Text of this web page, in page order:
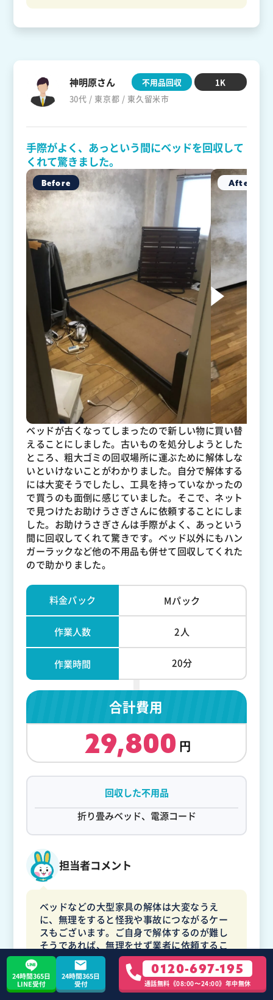
神明原さん
30代 / 東京都 / 東久留米市
不用品回収 1K
手際がよく、あっという間にベッドを回収して
くれて驚きました。
ベッドが古くなってしまったので新しい物に買い替
えることにしました。古いものを処分しようとした
ところ、粗大ゴミの回収場所に運ぶために解体しな
いといけないことがわかりました。自分で解体する
には大変そうでしたし、工具を持っていなかったの
で買うのも面倒に感じていました。そこで、ネット
で見つけたお助けうさぎさんに依頼することにしま
した。お助けうさぎさんは手際がよく、あっという
間に回収してくれて驚きです。ベッド以外にもハン
ガーラックなど他の不用品も併せて回収してくれた
ので助かりました。
料金パック Mパック
作業人数 2人
作業時間 20分
合計費用
29,800
回収した不用品
折り畳みベッド、電源コード
担当者コメント
ベッドなどの大型家具の解体は大変なうえ
に、無理をすると怪我や事故につながるケー
スもございます。ご自身で解体するのが難し
そうであれば、無理をせず業者に依頼するこ
とをおすすめします。お助けうさぎでは、そ
のような大型家具のご対応も可能です。無料
でお見積りいたしますので、まずはお気軽に
お問い合わせください。
24時間365日
LINE受付
24時間365日
受付
0120-697-195
通話無料《08:00〜24:00》年中無休